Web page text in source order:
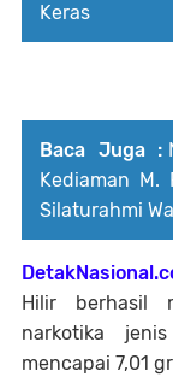
Keras
Baca Juga :
Kediaman M.
Silaturahmi
Hilir berhasil
narkotika
mencapai 7,01